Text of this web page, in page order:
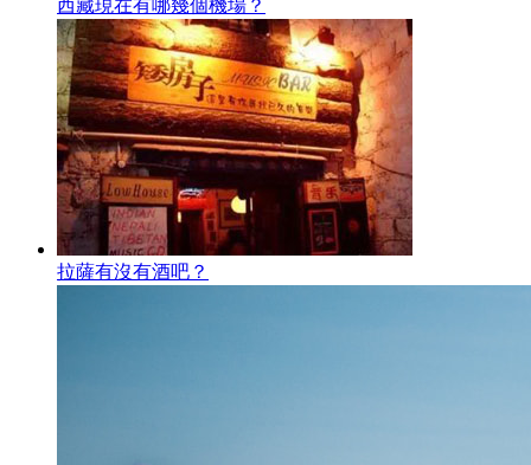
西藏現在有哪幾個機場？
拉薩有沒有酒吧？